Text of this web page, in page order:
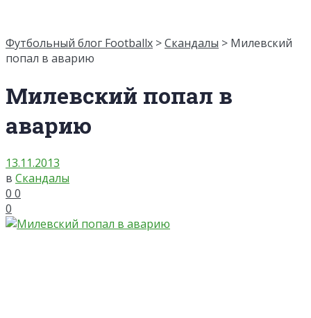
Футбольный блог Footballx >Скандалы > Милевский
попал в аварию
Милевский попал в
аварию
13.11.2013
в Скандалы
0 0
0